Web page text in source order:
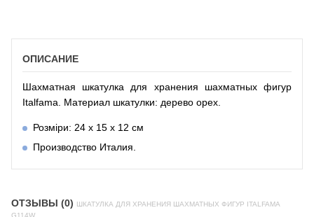
ОПИСАНИЕ
Шахматная шкатулка для хранения шахматных фигур
Italfama. Материал шкатулки: дерево орех.
Розміри: 24 x 15 x 12 см
Производство Италия.
ОТЗЫВЫ (0)
ШКАТУЛКА ДЛЯ ХРАНЕНИЯ ШАХМАТНЫХ ФИГУР ITALFAMA